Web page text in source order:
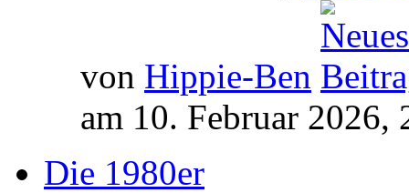
von Hippie-Ben
am 10. Februar 2026,
Die 1980er